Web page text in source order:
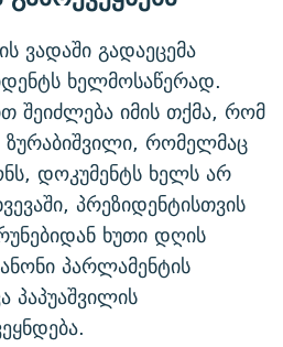
ვადაში გადაეცემა
ხელმოსაწერად.
შეიძლება იმის თქმა, რომ
რომელმაც
დოკუმენტს ხელს არ
პრეზიდენტისთვის
ხუთი დღის
პარლამენტის
პაპუაშვილის